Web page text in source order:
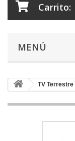
Carrito:
MENÚ
TV Terrestre